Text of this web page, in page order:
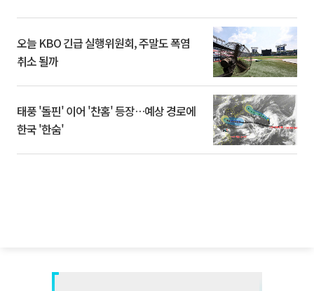
오늘 KBO 긴급 실행위원회, 주말도 폭염
취소 될까
태풍 '돌핀' 이어 '찬홈' 등장…예상 경로에
한국 '한숨'